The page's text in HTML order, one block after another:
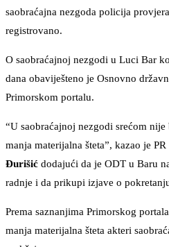
saobraćajna nezgoda policija
registrovano.
O saobraćajnoj nezgodi u Luci Bar
dana obaviješteno je Osnovno
Primorskom portalu.
“U saobraćajnoj nezgodi srećom
manja materijalna šteta”, kazao je
Đurišić dodajući da je ODT u Baru
radnje i da prikupi izjave o
Prema saznanjima Primorskog
manja materijalna šteta akteri